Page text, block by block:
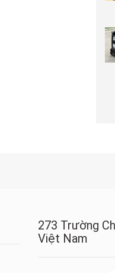
273 Trường
Việt Nam